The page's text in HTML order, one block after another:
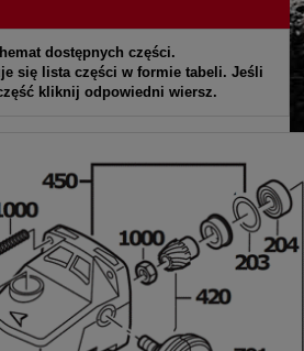
dostępnych części.
się lista części w formie tabeli. Jeśli
kliknij odpowiedni wiersz.